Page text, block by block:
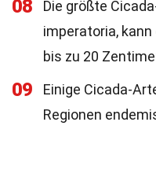
08
Die größte
imperatoria,
bis zu 20
09
Einige Cicada-
Regionen